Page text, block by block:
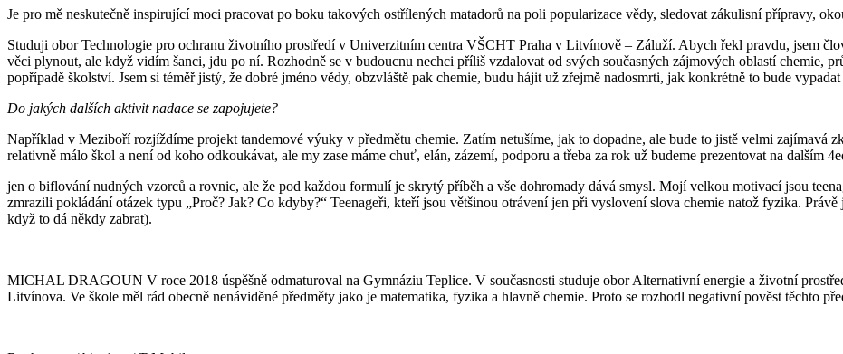
Je pro mě neskutečně inspirující moci pracovat po boku takových ostřílených matadorů na poli popularizace vědy, sledovat zákulisní přípravy,
Studuji obor Technologie pro ochranu životního prostředí v Univerzitním centra VŠCHT Praha v Litvínově – Záluží. Abych řekl pravdu, jsem
věci plynout, ale když vidím šanci, jdu po ní. Rozhodně se v budoucnu nechci příliš vzdalovat od svých současných zájmových oblastí chemie,
popřípadě školství. Jsem si téměř jistý, že dobré jméno vědy, obzvláště pak chemie, budu hájit už zřejmě nadosmrti, jak konkrétně to bude
Do jakých dalších aktivit nadace se zapojujete?
Například v Meziboří rozjíždíme projekt tandemové výuky v předmětu chemie. Zatím netušíme, jak to dopadne, ale bude to jistě velmi zajímavá
relativně málo škol a není od koho odkoukávat, ale my zase máme chuť, elán, zázemí, podporu a třeba za rok už budeme prezentovat na dalším
jen o biflování nudných vzorců a rovnic, ale že pod každou formulí je skrytý příběh a vše dohromady dává smysl. Mojí velkou motivací jsou
zmrazili pokládání otázek typu „Proč? Jak? Co kdyby?“ Teenageři, kteří jsou většinou otrávení jen při vyslovení slova chemie natož fyzika.
když to dá někdy zabrat).
MICHAL DRAGOUN V roce 2018 úspěšně odmaturoval na Gymnáziu Teplice. V současnosti studuje obor Alternativní energie a životní
Litvínova. Ve škole měl rád obecně nenáviděné předměty jako je matematika, fyzika a hlavně chemie. Proto se rozhodl negativní pověst těchto